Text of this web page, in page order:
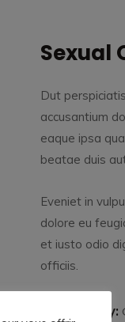
Sexual
Dut
accusantium
eaque ipsa
beatae duis
Eveniet in
dolore eu
et iusto odio
officiis.
Category: